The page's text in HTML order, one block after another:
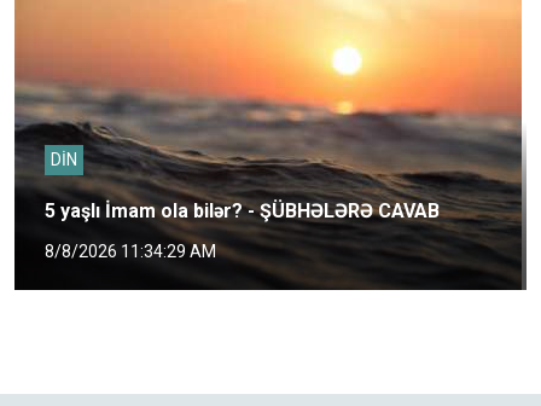
DİN
5 yaşlı İmam ola bilər? - ŞÜBHƏLƏRƏ CAVAB
8/8/2026 11:34:29 AM